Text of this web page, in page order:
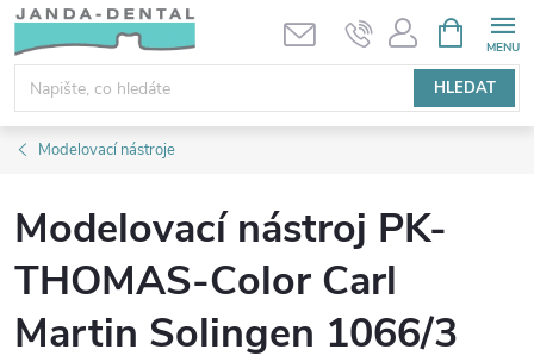
Přejít
obsah
HLEDAT
NÁKUPNÍ
KOŠÍK
Modelovací nástroje
Modelovací nástroj PK-
THOMAS-Color Carl
Martin Solingen 1066/3